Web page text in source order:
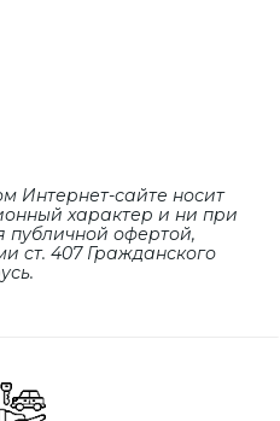
Интернет-сайте носит
характер и ни при
публичной офертой,
cт. 407 Гражданского